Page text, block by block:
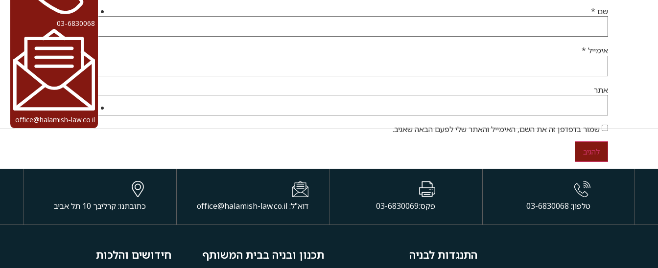
03-6830068
office@halamish-law.co.il
שם *
אימייל *
אתר
שמור בדפדפן זה את השם, האימייל והאתר שלי לפעם הבאה שאגיב.
טלפון: 03-6830068 פקס:03-6830069 דוא"ל: office@halamish-law.co.il כתובתנו: קרליבך 10 תל אביב
התנגדות לבניה תכנון ובניה בבית המשותף חידושים והלכות